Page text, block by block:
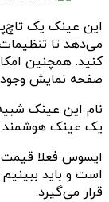
این عینک یک
می‌دهد تا
کنید. همچنین
صفحه نمایش وجود
نام این عینک
یک عینک هوشمند
است و باید
قرار می‌گیرد.